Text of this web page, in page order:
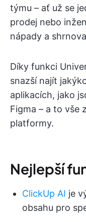
týmu – ať už se
prodej nebo
nápady a
Díky funkci
snazší najít
aplikacích, jako
Figma – a to vše
platformy.
Nejlepší
ClickUp AI je
obsahu pro